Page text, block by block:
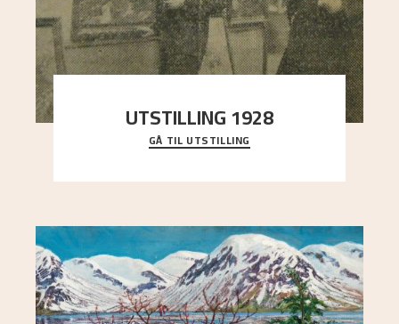
UTSTILLING 1928
Då Astrup døydde i 1928, tok vennene Moritz
Kaland og Simon Thorbjørnsen initiativ til å
GÅ TIL UTSTILLING